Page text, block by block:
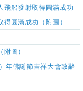
飛船發射取得圓滿成功
圓滿成功（附圖）
圖）
年佛誕節吉祥大會致辭